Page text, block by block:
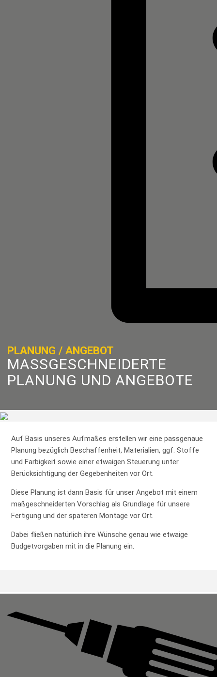
PLANUNG / ANGEBOT
MASSGESCHNEIDERTE
PLANUNG UND ANGEBOTE
Auf Basis unseres Aufmaßes erstellen wir eine passgenaue
Planung bezüglich Beschaffenheit, Materialien, ggf. Stoffe
und Farbigkeit sowie einer etwaigen Steuerung unter
Berücksichtigung der Gegebenheiten vor Ort.
Diese Planung ist dann Basis für unser Angebot mit einem
maßgeschneiderten Vorschlag als Grundlage für unsere
Fertigung und der späteren Montage vor Ort.
Dabei fließen natürlich ihre Wünsche genau wie etwaige
Budgetvorgaben mit in die Planung ein.